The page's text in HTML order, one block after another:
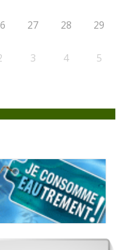
27 28 29
3 4 5